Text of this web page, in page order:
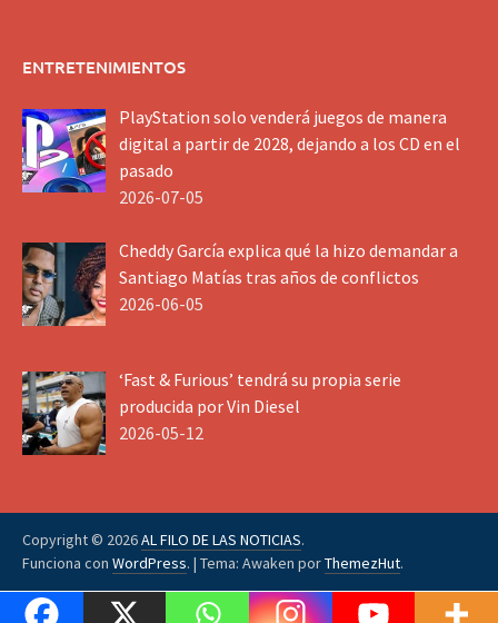
ENTRETENIMIENTOS
PlayStation solo venderá juegos de manera
digital a partir de 2028, dejando a los CD en el
pasado
2026-07-05
Cheddy García explica qué la hizo demandar a
Santiago Matías tras años de conflictos
2026-06-05
‘Fast & Furious’ tendrá su propia serie
producida por Vin Diesel
2026-05-12
Copyright © 2026AL FILO DE LAS NOTICIAS.
Funciona con WordPress. | Tema: Awaken porThemezHut.